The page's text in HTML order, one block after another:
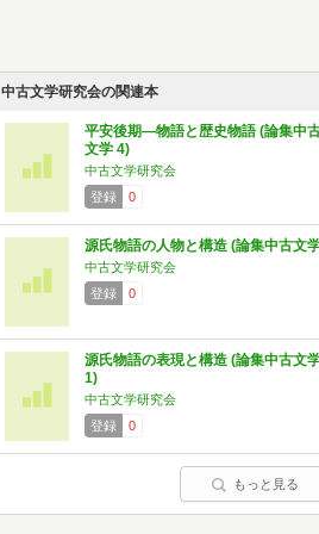
中古文学研究会の関連本
平安後期―物語と歴史物語 (論集中
文学 4)
中古文学研究会
登録
0
源氏物語の人物と構造 (論集中古文
中古文学研究会
登録
0
源氏物語の表現と構造 (論集中古文
1)
中古文学研究会
登録
0
もっと見る